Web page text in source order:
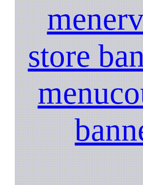
store